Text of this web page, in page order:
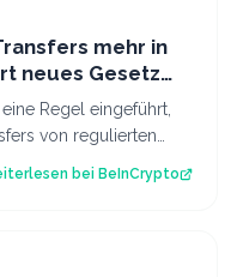
mehr in
neues Gesetz
Regel eingeführt,
von regulierten
bei BeInCrypto